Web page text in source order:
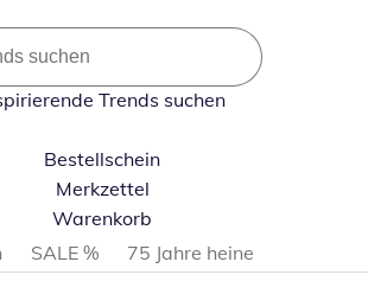
Trends suchen
Bestellschein
Merkzettel
Warenkorb
überspringen
SALE %
75 Jahre heine